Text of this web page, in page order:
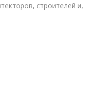
строителей и,